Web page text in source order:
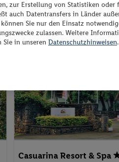
5 ★ Sterne Suite
Casuarina Resort & Spa
zur Erstellung von Statistiken oder
auch Datentransfers in Länder
Sie nur den Einsatz
zulassen. Weitere
in unseren Datenschutzhinweisen